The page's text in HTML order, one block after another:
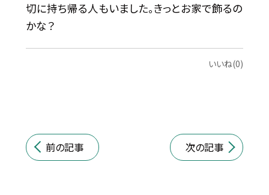
切に持ち帰る人もいました。きっとお家で飾るの
かな？
いいね(0)
前の記事 次の記事